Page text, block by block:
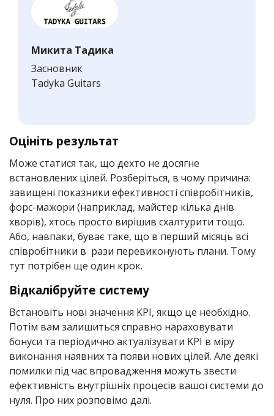
Микита Тадика
Засновник
Tadyka Guitars
Оцініть результат
Може статися так, що дехто не досягне
встановлених цілей. Розберіться, в чому причина:
завищені показники ефективності співробітників,
форс-мажори (наприклад, майстер кілька днів
хворів), хтось просто вирішив схалтурити тощо.
Або, навпаки, буває таке, що в перший місяць всі
співробітники в рази перевиконують плани. Тому
тут потрібен ще один крок.
Відкалібруйте систему
Встановіть нові значення KPI, якщо це необхідно.
Потім вам залишиться справно нараховувати
бонуси та періодично актуалізувати KPI в міру
виконання наявних та появи нових цілей. Але деякі
помилки під час впровадження можуть звести
ефективність внутрішніх процесів вашої системи до
нуля. Про них розповімо далі.